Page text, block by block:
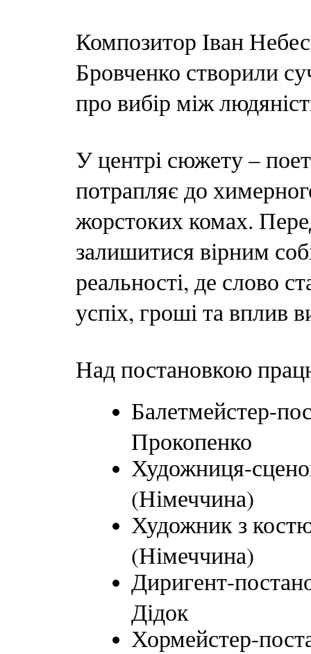
Композитор Іван
Бровченко створили
про вибір між
У центрі сюжету –
потрапляє до
жорстоких комах.
залишитися вірним
реальності, де слово
успіх, гроші та вплив
Над постановкою
Балетмейстер-
Прокопенко
Художниця-
(Німеччина)
Художник з
(Німеччина)
Диригент-
Дідок
Хормейстер-